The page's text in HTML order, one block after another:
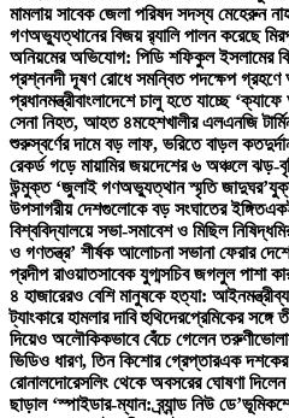
মামলায় সাবেক জেলা পরিষদ সদস্য মেহেরুন
গণঅভ্যুত্থানের বিজয় র‍্যালি পালন করেছে
অনিয়মের অভিযোগ: পিডি শফিকুল ইসলামের
প্রশ্ননদী দূষণ রোধে সমন্বিত পদক্ষেপ
প্রধানমন্ত্রীবাংলাদেশে চালু হতে যাচ্ছে
সেনা নিহত, আহত ৪মহেশখালীর এলএনজি
শুরুস্বর্ণের দামে বড় লাফ, ভরিতে বাড়ল কত
রেকর্ড গড়ে মায়ামির জয়দেশের ৬ অঞ্চলে ঝড়-
উন্মুক্ত ‘জুলাই গণঅভ্যুত্থান স্মৃতি জাদুঘর’
উপসাগরীয় দেশগুলোকে বড় সংঘাতের ইঙ্গিত
বিশ্ববিদ্যালয়ে সভা-সমাবেশ ও মিছিল নিষিদ্ধ
ও গণতন্ত্র’ শীর্ষক আলোচনা সভানা ফেরার
প্রদীপ রাওয়াতসাবেক যুগ্মসচিব জগলুল পাশা
৪ হাজারেরও বেশি মানুষকে হত্যা: আইনমন্ত্রী
ট্যাংকারে হামলার দাবি হুথিদেরপ্রেমিকের
দিয়েও অলৌকিকভাবে বেঁচে গেলেন তরুণী
ভিডিও ধারণ, তিন কিশোর গ্রেপ্তারএক দশকের
রোনালদোরেসলিং থেকে অবসরের ঘোষণা
ছাড়াল ‘স্পাইডার-ম্যান: ব্র্যান্ড নিউ ডে’